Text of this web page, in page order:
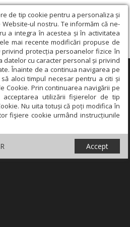
de tip cookie pentru a personaliza și
ul nostru. Te informăm că ne-
a integra în acestea și în activitatea
mai recente modificări propuse de
privind protecția persoanelor fizice în
datelor cu caracter personal și privind
Înainte de a continua navigarea pe
aloci timpul necesar pentru a citi și
Cookie. Prin continuarea navigării pe
acceptarea utilizării fişierelor de tip
Nu uita totuși că poți modifica în
fişiere cookie urmând instrucțiunile
Accept
×